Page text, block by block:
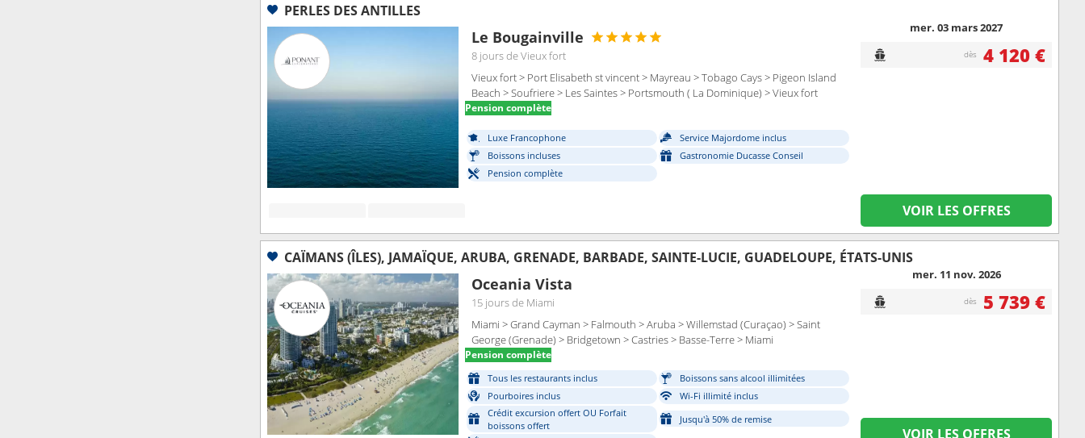
PERLES DES ANTILLES
Le Bougainville
8 joursde Vieux fort
Vieux fort > Port Elisabeth st vincent > Mayreau > Tobago Cays > Pigeon Island
Beach > Soufriere > Les Saintes > Portsmouth ( La Dominique) > Vieux fort
Pension complète
Luxe Francophone
Service Majordome inclus
Boissons incluses
Gastronomie Ducasse Conseil
Pension complète
mer. 03 mars 2027
dès 4 120 €
VOIR LES OFFRES
CAÏMANS (ÎLES), JAMAÏQUE, ARUBA, GRENADE, BARBADE, SAINTE-LUCIE, GUADELOUPE, ÉTATS-UNIS
Oceania Vista
15 joursde Miami
Miami > Grand Cayman > Falmouth > Aruba > Willemstad (Curaçao) > Saint
George (Grenade) > Bridgetown > Castries > Basse-Terre > Miami
Pension complète
Tous les restaurants inclus
Boissons sans alcool illimitées
Pourboires inclus
Wi-Fi illimité inclus
Crédit excursion offert OU Forfait
boissons offert
Jusqu'à 50% de remise
mer. 11 nov. 2026
dès 5 739 €
VOIR LES OFFRES